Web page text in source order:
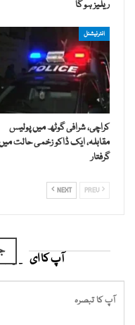
ریلیز ہو گا
انٹرنیشنل
کراچی، شرافی گوٹھ میں پولیس
مقابلہ، ایک ڈاکو زخمی حالت
گرفتار
NEXT
آپ کا ای میل